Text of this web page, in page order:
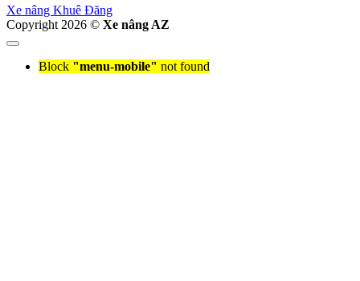
Xe nâng Khuê Đăng
Copyright 2026 © Xe nâng AZ
Block "menu-mobile" not found